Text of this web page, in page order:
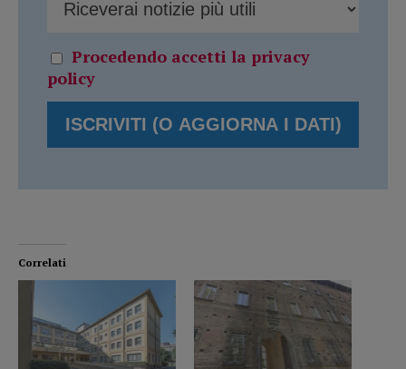
Procedendo accetti la privacy
policy
Correlati